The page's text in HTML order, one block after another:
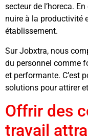
secteur de l’horeca.
nuire à la productivité
établissement.
Sur Jobxtra, nous
du personnel comme
et performante. C’est
solutions pour attirer
Offrir des
travail